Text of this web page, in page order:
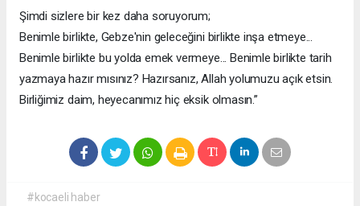
Şimdi sizlere bir kez daha soruyorum;
Benimle birlikte, Gebze'nin geleceğini birlikte inşa etmeye...
Benimle birlikte bu yolda emek vermeye... Benimle birlikte tarih
yazmaya hazır mısınız? Hazırsanız, Allah yolumuzu açık etsin.
Birliğimiz daim, heyecanımız hiç eksik olmasın.”
#kocaeli haber